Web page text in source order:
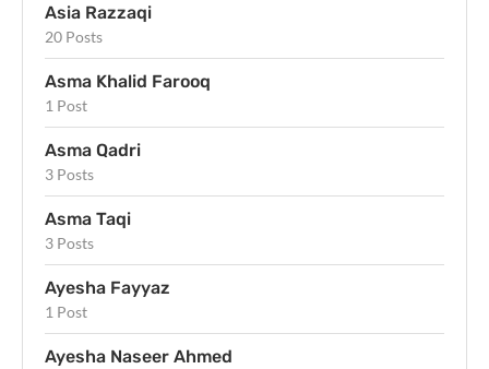
Asia Razzaqi
20 Posts
Asma Khalid Farooq
1 Post
Asma Qadri
3 Posts
Asma Taqi
3 Posts
Ayesha Fayyaz
1 Post
Ayesha Naseer Ahmed